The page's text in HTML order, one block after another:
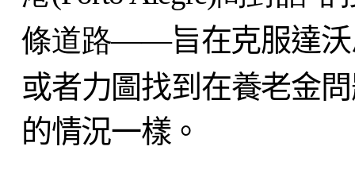
條道路——旨在克服達
或者力圖找到在養老金
的情況一樣。